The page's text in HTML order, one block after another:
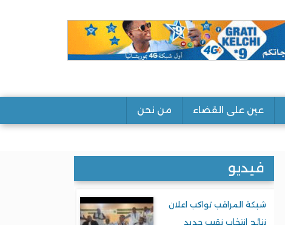
عين على القضاء من نحن
فيديو
شبكة المراقب تواكب اعلان
نتائج انتخاب نقيب جديد